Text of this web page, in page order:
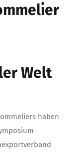
Welt
haben